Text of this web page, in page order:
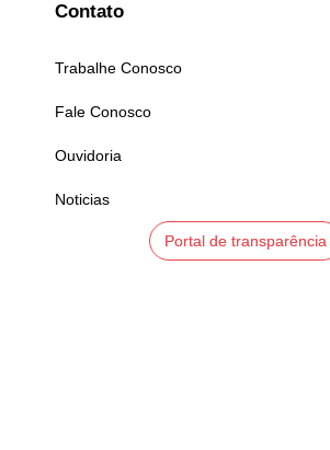
Contato
Trabalhe Conosco
Fale Conosco
Ouvidoria
Noticias
Portal de transparência